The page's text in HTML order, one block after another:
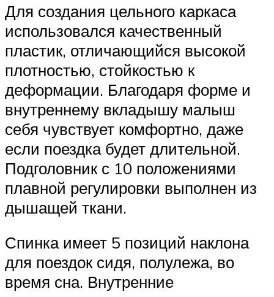
Для создания цельного каркаса
использовался качественный
пластик, отличающийся высокой
плотностью, стойкостью к
деформации. Благодаря форме и
внутреннему вкладышу малыш
себя чувствует комфортно, даже
если поездка будет длительной.
Подголовник с 10 положениями
плавной регулировки выполнен из
дышащей ткани.
Спинка имеет 5 позиций наклона
для поездок сидя, полулежа, во
время сна. Внутренние